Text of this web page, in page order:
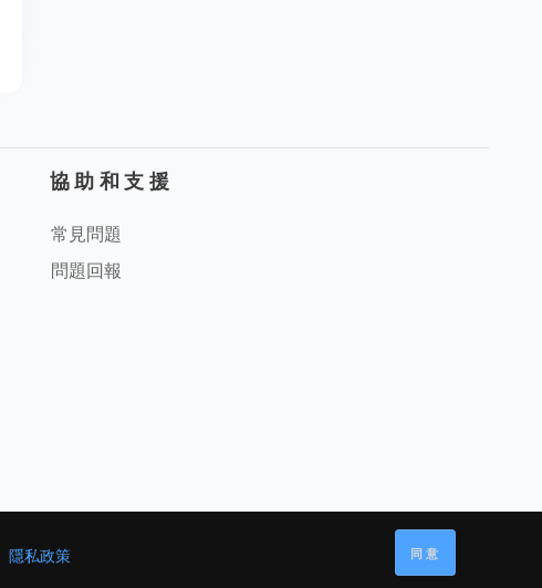
協助和支援
常見問題
問題回報
隱私政策 同意